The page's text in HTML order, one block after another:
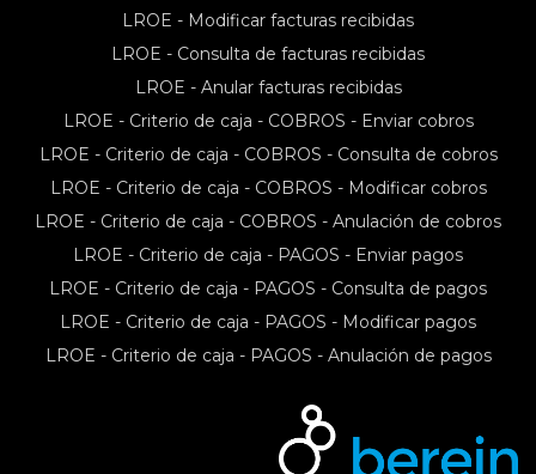
LROE - Modificar facturas recibidas
LROE - Consulta de facturas recibidas
LROE - Anular facturas recibidas
LROE - Criterio de caja - COBROS - Enviar cobros
LROE - Criterio de caja - COBROS - Consulta de cobros
LROE - Criterio de caja - COBROS - Modificar cobros
LROE - Criterio de caja - COBROS - Anulación de cobros
LROE - Criterio de caja - PAGOS - Enviar pagos
LROE - Criterio de caja - PAGOS - Consulta de pagos
LROE - Criterio de caja - PAGOS - Modificar pagos
LROE - Criterio de caja - PAGOS - Anulación de pagos